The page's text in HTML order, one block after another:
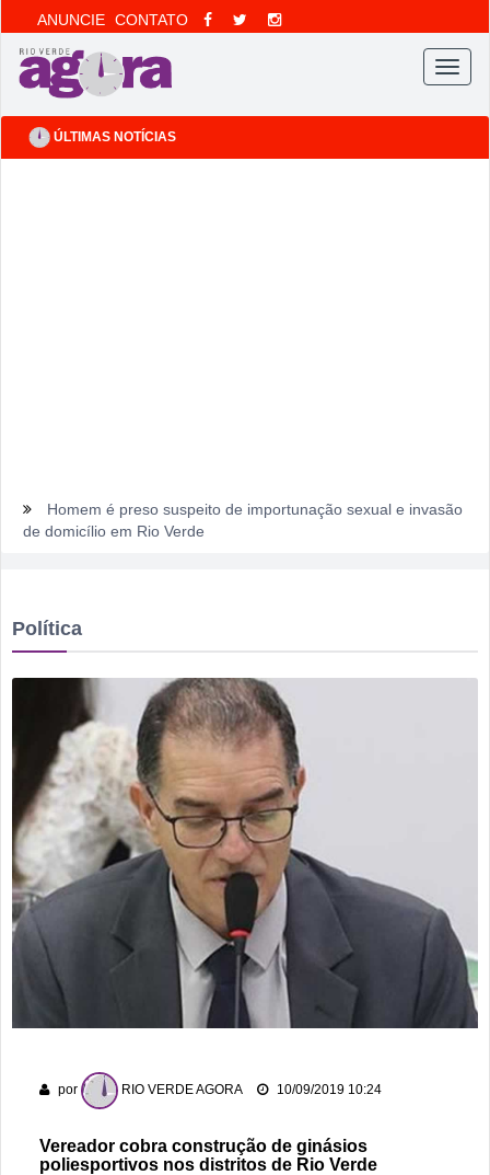
ANUNCIE CONTATO
Menu
ÚLTIMAS NOTÍCIAS
Homem é preso suspeito de importunação sexual e invasão
de domicílio em Rio Verde
Dois homens são presos suspeitos de tráfico de drogas em
Ela não quis dizer quem era, mas acabou identificada no
Dois motoristas com sinais de embriaguez se envolvem em
acidente no Setor Pausanes
Estagiário tenta atuar como advogado e acaba detido em
Rio Verde
Rio Verde 178 anos: a cidade que cresceu mais rápido que
suas próprias respostas
Homem é detido por violência doméstica no Setor
Gameleira
Associação Atlética Rioverdense disputará a Terceira Divisão
Política
por RIO VERDE AGORA 10/09/2019 10:24
Vereador cobra construção de ginásios
poliesportivos nos distritos de Rio Verde